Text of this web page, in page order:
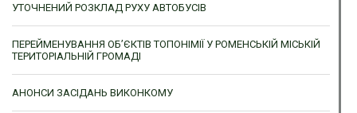
УТОЧНЕНИЙ РОЗКЛАД РУХУ АВТОБУСІВ
ПЕРЕЙМЕНУВАННЯ ОБ’ЄКТІВ ТОПОНІМІЇ У РОМЕНСЬКІЙ МІСЬКІЙ
ТЕРИТОРІАЛЬНІЙ ГРОМАДІ
АНОНСИ ЗАСІДАНЬ ВИКОНКОМУ